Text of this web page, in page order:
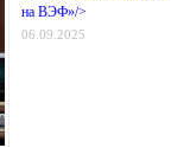
на ВЭФ»/>
06.09.2025